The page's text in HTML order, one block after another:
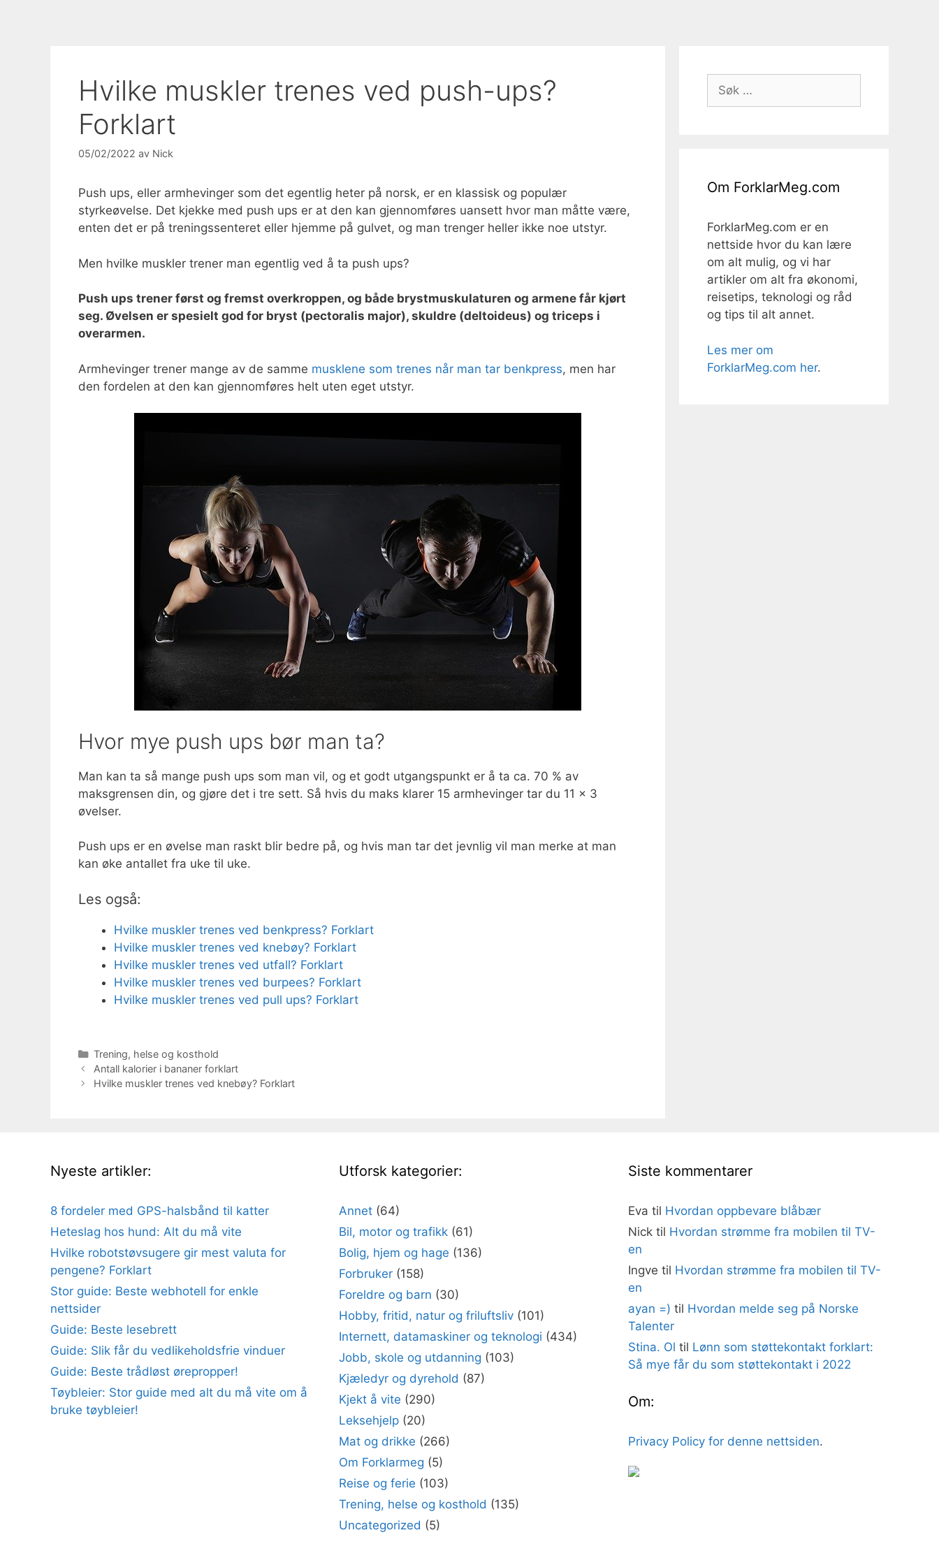
Hvilke muskler trenes ved push-ups?
Forklart
05/02/2022 av Nick
Push ups, eller armhevinger som det egentlig heter på norsk, er en klassisk og populær
styrkeøvelse. Det kjekke med push ups er at den kan gjennomføres uansett hvor man måtte være,
enten det er på treningssenteret eller hjemme på gulvet, og man trenger heller ikke noe utstyr.
Men hvilke muskler trener man egentlig ved å ta push ups?
Push ups trener først og fremst overkroppen, og både brystmuskulaturen og armene får kjørt
seg. Øvelsen er spesielt god for bryst (pectoralis major), skuldre (deltoideus) og triceps i
overarmen.
Armhevinger trener mange av de samme musklene som trenes når man tar benkpress, men har
den fordelen at den kan gjennomføres helt uten eget utstyr.
Hvor mye push ups bør man ta?
Man kan ta så mange push ups som man vil, og et godt utgangspunkt er å ta ca. 70 % av
maksgrensen din, og gjøre det i tre sett. Så hvis du maks klarer 15 armhevinger tar du 11 x 3
øvelser.
Push ups er en øvelse man raskt blir bedre på, og hvis man tar det jevnlig vil man merke at man
kan øke antallet fra uke til uke.
Les også:
Hvilke muskler trenes ved benkpress? Forklart
Hvilke muskler trenes ved knebøy? Forklart
Hvilke muskler trenes ved utfall? Forklart
Hvilke muskler trenes ved burpees? Forklart
Hvilke muskler trenes ved pull ups? Forklart
Kategorier
Trening, helse og kosthold
Antall kalorier i bananer forklart
Hvilke muskler trenes ved knebøy? Forklart
Søk
etter:
Om ForklarMeg.com
ForklarMeg.com er en
nettside hvor du kan lære
om alt mulig, og vi har
artikler om alt fra økonomi,
reisetips, teknologi og råd
og tips til alt annet.
Les mer om
ForklarMeg.com her.
Nyeste artikler:
8 fordeler med GPS-halsbånd til katter
Heteslag hos hund: Alt du må vite
Hvilke robotstøvsugere gir mest valuta for
pengene? Forklart
Stor guide: Beste webhotell for enkle
nettsider
Guide: Beste lesebrett
Guide: Slik får du vedlikeholdsfrie vinduer
Guide: Beste trådløst ørepropper!
Tøybleier: Stor guide med alt du må vite om å
bruke tøybleier!
Utforsk kategorier:
Annet (64)
Bil, motor og trafikk (61)
Bolig, hjem og hage (136)
Forbruker (158)
Foreldre og barn (30)
Hobby, fritid, natur og friluftsliv (101)
Internett, datamaskiner og teknologi (434)
Jobb, skole og utdanning (103)
Kjæledyr og dyrehold (87)
Kjekt å vite (290)
Leksehjelp (20)
Mat og drikke (266)
Om Forklarmeg (5)
Reise og ferie (103)
Trening, helse og kosthold (135)
Uncategorized (5)
Siste kommentarer
Eva til Hvordan oppbevare blåbær
Nicktil Hvordan strømme fra mobilen til TV-
en
Ingve til Hvordan strømme fra mobilen til TV-
en
ayan =) til Hvordan melde seg på Norske
Talenter
Stina. Ol til Lønn som støttekontakt forklart:
Så mye får du som støttekontakt i 2022
Om:
Privacy Policy for denne nettsiden.